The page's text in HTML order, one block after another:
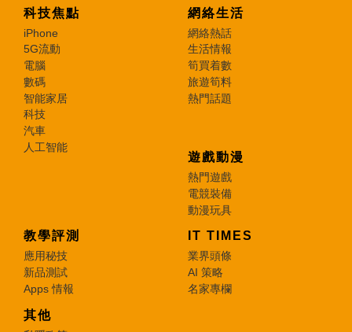
科技焦點
iPhone
5G流動
電腦
數碼
智能家居
科技
汽車
人工智能
網絡生活
網絡熱話
生活情報
筍買着數
旅遊筍料
熱門話題
遊戲動漫
熱門遊戲
電競裝備
動漫玩具
教學評測
應用秘技
新品測試
Apps 情報
IT TIMES
業界頭條
AI 策略
名家專欄
其他